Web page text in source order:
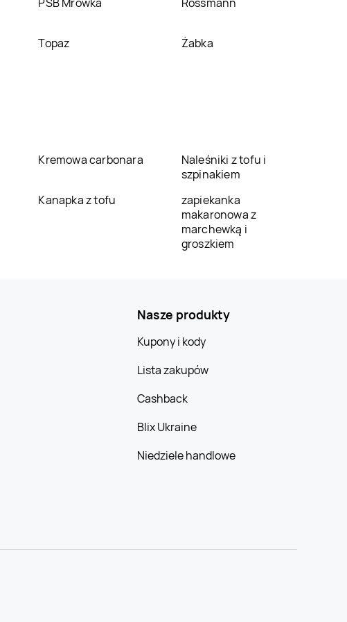
Topaz Żabka
Kremowa carbonara
Naleśniki z tofu i
szpinakiem
Kanapka z tofu
zapiekanka
makaronowa z
marchewką i
groszkiem
Nasze produkty
Kupony i kody
Lista zakupów
Cashback
Blix Ukraine
Niedziele handlowe